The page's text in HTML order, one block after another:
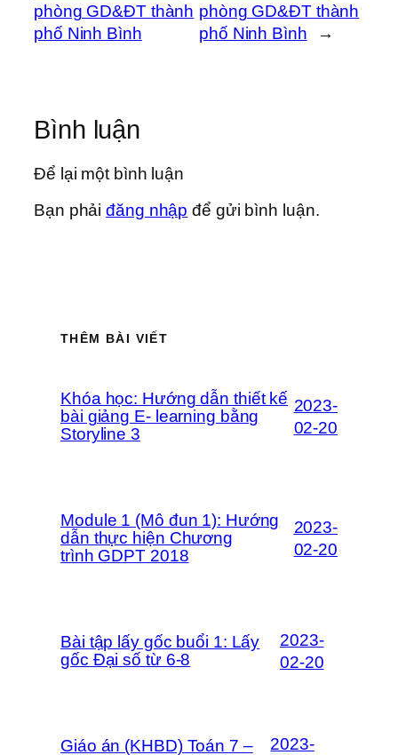
phòng GD&ĐT thành
phố Ninh Bình
phòng GD&ĐT thành
phố Ninh Bình
→
Bình luận
Để lại một bình luận
Bạn phảiđăng nhập để gửi bình luận.
THÊM BÀI VIẾT
Khóa học: Hướng dẫn thiết kế
bài giảng E- learning bằng
Storyline 3
2023-
02-20
Module 1 (Mô đun 1): Hướng
dẫn thực hiện Chương
trình GDPT 2018
2023-
02-20
Bài tập lấy gốc buổi 1: Lấy
gốc Đại số từ 6-8
2023-
02-20
Giáo án (KHBD) Toán 7 –
2023-